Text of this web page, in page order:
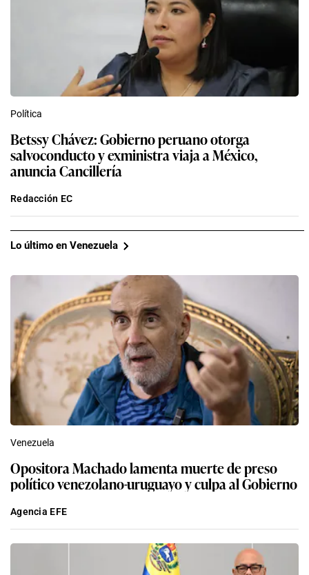
Política
Betssy Chávez: Gobierno peruano otorga
salvoconducto y exministra viaja a México,
anuncia Cancillería
Redacción EC
Lo último en Venezuela
Venezuela
Opositora Machado lamenta muerte de preso
político venezolano-uruguayo y culpa al Gobierno
Agencia EFE